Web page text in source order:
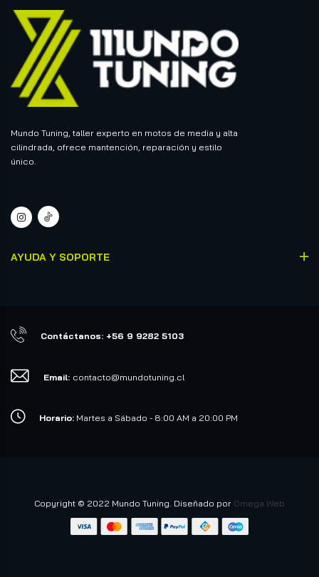
Mundo Tuning, taller experto en motos de media y alta
cilindrada, ofrece mantención, reparación y estilo
único.
AYUDA Y SOPORTE
Contáctanos: +56 9 9282 5103
Email: contacto@mundotuning.cl
Horario: Martes a Sábado - 8:00 AM a 20:00 PM
Copyright © 2022 Mundo Tuning. Diseñado por Omega Web